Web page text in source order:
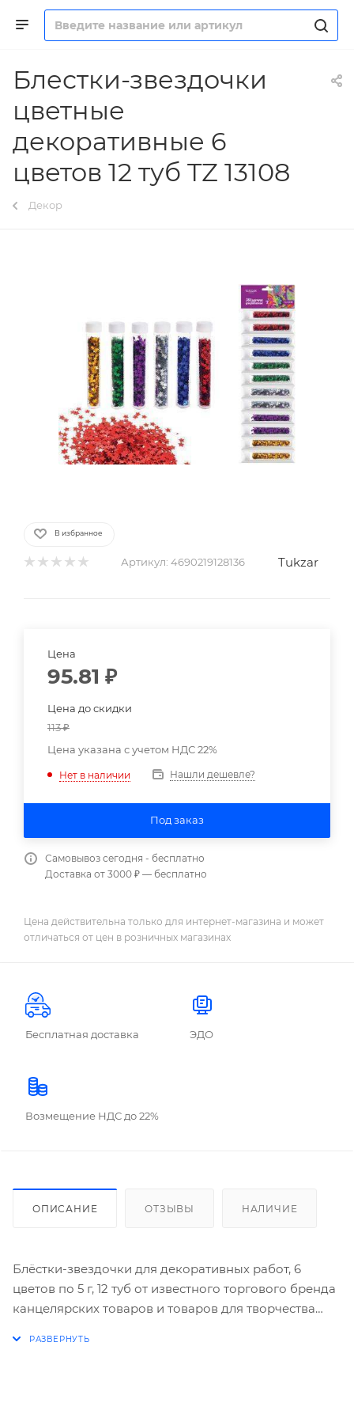
Блестки-звездочки
цветные
декоративные 6
цветов 12 туб TZ 13108
Декор
В избранное
Артикул: 4690219128136 Tukzar
Цена
95.81 ₽
Цена до скидки
113₽
Цена указана с учетом НДС 22%
Нет в наличии Нашли дешевле?
Под заказ
Самовывоз сегодня - бесплатно
Доставка от 3000 ₽ — бесплатно
Цена действительна только для интернет-магазина и может
отличаться от цен в розничных магазинах
Бесплатная доставка ЭДО
Возмещение НДС до 22%
ОПИСАНИЕ ОТЗЫВЫ НАЛИЧИЕ
Блёстки-звездочки для декоративных работ, 6
цветов по 5 г, 12 туб от известного торгового бренда
канцелярских товаров и товаров для творчества